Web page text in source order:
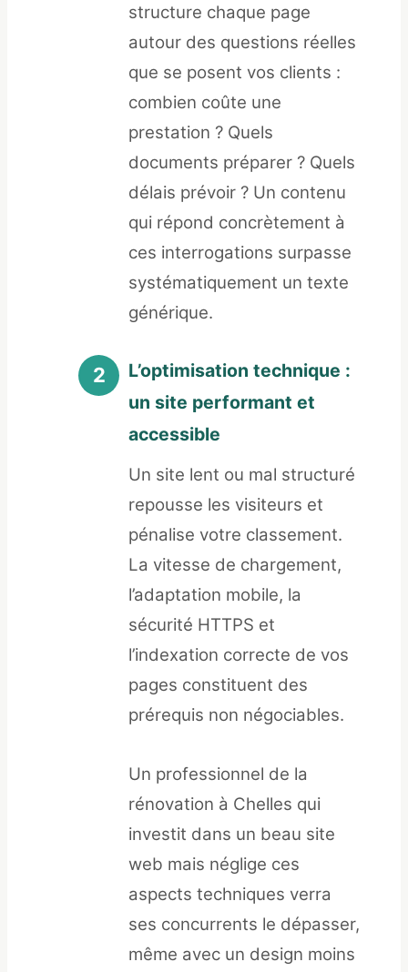
structure chaque page
autour des questions réelles
que se posent vos clients :
combien coûte une
prestation ? Quels
documents préparer ? Quels
délais prévoir ? Un contenu
qui répond concrètement à
ces interrogations surpasse
systématiquement un texte
générique.
L’optimisation technique :
un site performant et
accessible
Un site lent ou mal structuré
repousse les visiteurs et
pénalise votre classement.
La vitesse de chargement,
l’adaptation mobile, la
sécurité HTTPS et
l’indexation correcte de vos
pages constituent des
prérequis non négociables.
Un professionnel de la
rénovation à Chelles qui
investit dans un beau site
web mais néglige ces
aspects techniques verra
ses concurrents le dépasser,
même avec un design moins